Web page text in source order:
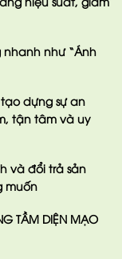
nhanhnhư “Ánh
dựng sự an
tận tâm và uy
và đổi trả sản
muốn
TẦM DIỆN MẠO